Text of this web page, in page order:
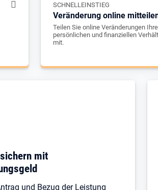
SCHNELLEINSTIEG
Veränderung online
Teilen Sie online Veränderungen
persönlichen und finanziellen
mit.
mit
und Bezug der Leistung